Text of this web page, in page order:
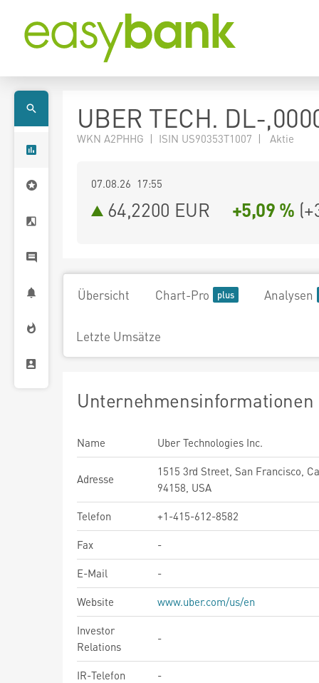
UBER TECH. DL-
WKN A2PHHG | ISIN US90353T1007 | Aktie
07.08.26 17:55
64,2200 EUR +5,09 % (
Übersicht Chart-Pro Analysen
Letzte Umsätze
Unternehmensinformationen
Name Uber Technologies Inc.
Adresse
1515 3rd Street, San Francisco,
94158, USA
Telefon
+1-415-612-8582
Fax
-
E-Mail
-
Website
www.uber.com/us/en
Investor
Relations
-
IR-Telefon
-